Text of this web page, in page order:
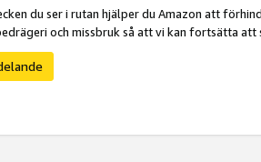
du ser i rutan hjälper du Amazon att
och missbruk så att vi kan fortsätta